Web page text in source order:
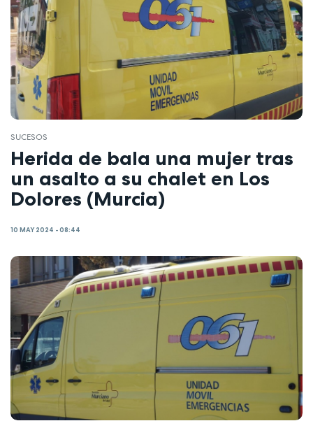
SUCESOS
Herida de bala una mujer tras
un asalto a su chalet en Los
Dolores (Murcia)
10 MAY 2024 - 08:44